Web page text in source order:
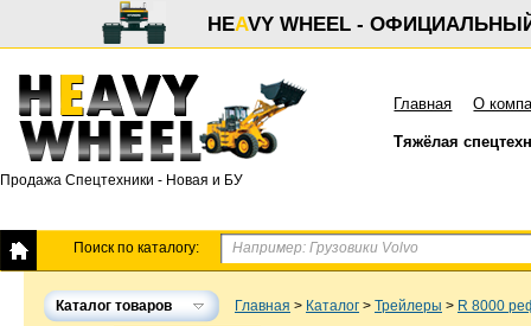
HEAVY WHEEL -
Продажа Спецтехники - Новая и БУ
Главная О
Тяжёлая
Поиск по каталогу:
Каталог товаров Главная > Каталог > Трейлеры > R 8000